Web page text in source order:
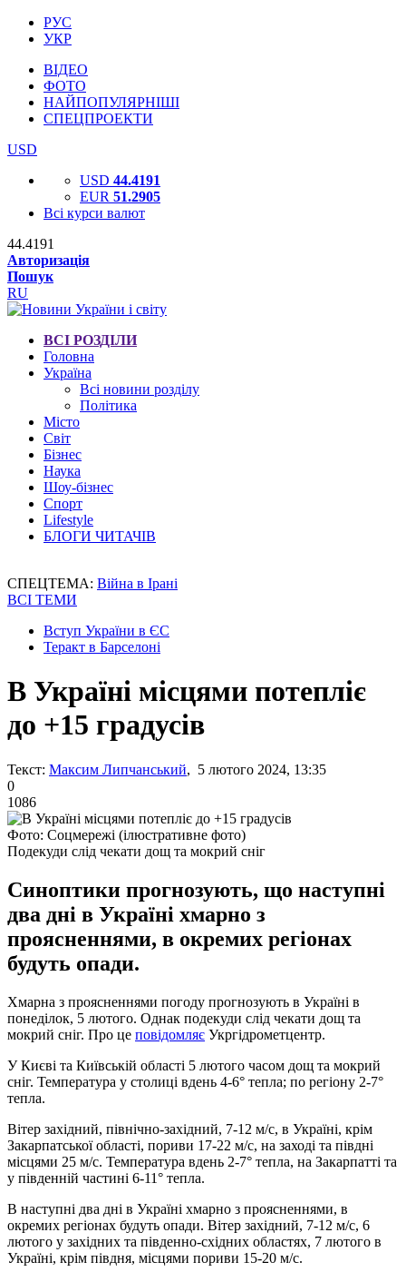
РУС
УКР
ВІДЕО
ФОТО
НАЙПОПУЛЯРНІШІ
СПЕЦПРОЕКТИ
USD
USD 44.4191
EUR 51.2905
Всі курси валют
44.4191
Авторизація
Пошук
RU
ВСІ РОЗДІЛИ
Головна
Україна
Всі новини розділу
Політика
Місто
Світ
Бізнес
Наука
Шоу-бізнес
Спорт
Lifestyle
БЛОГИ ЧИТАЧІВ
СПЕЦТЕМА: Війна в Ірані
ВСІ ТЕМИ
Вступ України в ЄС
Теракт в Барселоні
В Україні місцями потепліє
до +15 градусів
Текст: Максим Липчанський, 5 лютого 2024, 13:35
0
1086
Фото: Соцмережі (ілюстративне фото)
Подекуди слід чекати дощ та мокрий сніг
Синоптики прогнозують, що наступні
два дні в Україні хмарно з
проясненнями, в окремих регіонах
будуть опади.
Хмарна з проясненнями погоду прогнозують в Україні в
понеділок, 5 лютого. Однак подекуди слід чекати дощ та
мокрий сніг. Про це повідомляє Укргідрометцентр.
У Києві та Київській області 5 лютого часом дощ та мокрий
сніг. Температура у столиці вдень 4-6° тепла; по регіону 2-7°
тепла.
Вітер західний, північно-західний, 7-12 м/с, в Україні, крім
Закарпатської області, пориви 17-22 м/с, на заході та півдні
місцями 25 м/с. Температура вдень 2-7° тепла, на Закарпатті та
у південній частині 6-11° тепла.
В наступні два дні в Україні хмарно з проясненнями, в
окремих регіонах будуть опади. Вітер західний, 7-12 м/с, 6
лютого у західних та південно-східних областях, 7 лютого в
Україні, крім півдня, місцями пориви 15-20 м/с.